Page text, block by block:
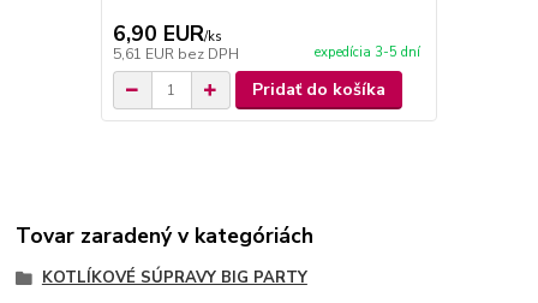
6,90 EUR/ks
5,61 EUR bez DPH expedícia 3-5 dní
Pridať do košíka
Tovar zaradený v kategóriách
KOTLÍKOVÉ SÚPRAVY BIG PARTY